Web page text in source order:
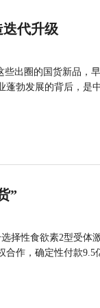
迭代升级
些出圈的国货新品，
勃发展的背后，是
”
择性食欲素2型受体
合作，确定性付款